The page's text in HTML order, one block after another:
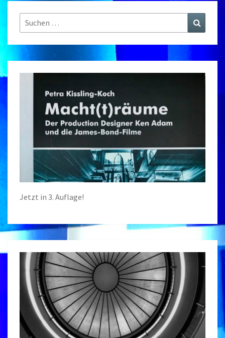
Suchen
nach:
Jetzt in 3. Auflage!